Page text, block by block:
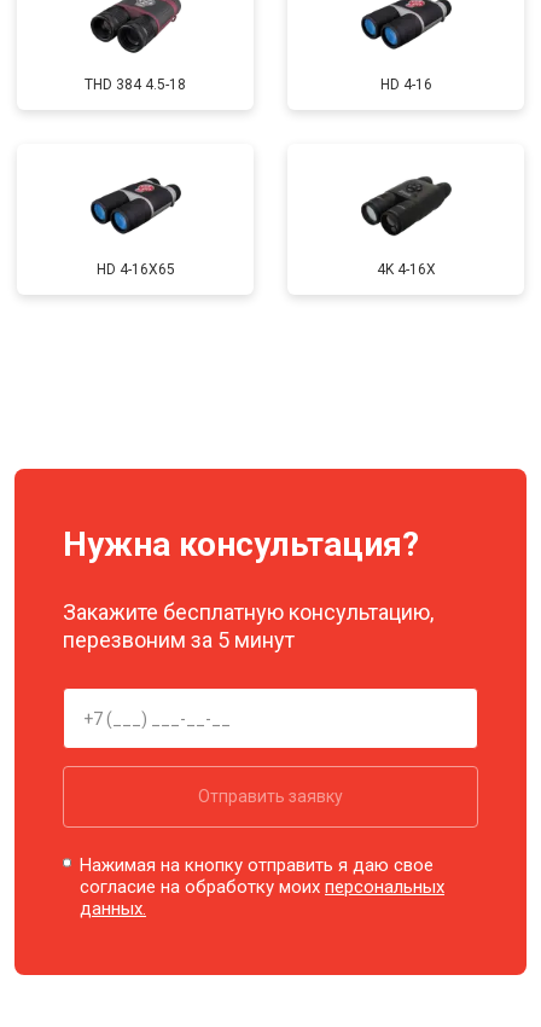
Замена USB порта от 800 ₽ Заказать
Замена процессора от 1200 ₽ Заказать
Заказать
Ремонт платы управления
(восстановление)
от 1500 ₽
Восстановление после попадания
от 1300 ₽ Заказать
THD 384 4.5-18 HD 4-16
HD 4-16X65 4K 4-16X
Нужна консультация?
Закажите бесплатную консультацию,
перезвоним за 5 минут
Отправить заявку
Нажимая на кнопку отправить я даю свое
согласие на обработку моихперсональных
данных.